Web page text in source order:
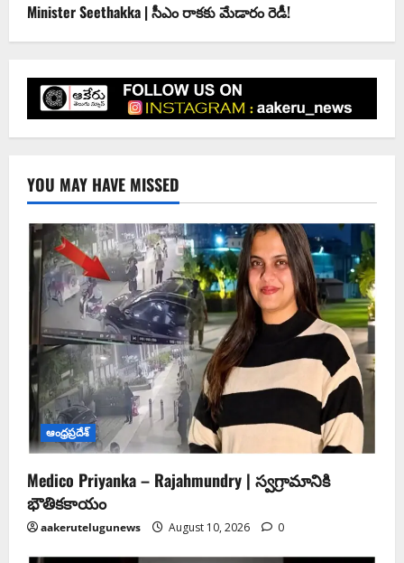
Minister Seethakka | సీఎం రాకకు మేడారం రెడీ!
YOU MAY HAVE MISSED
ఆంధ్ర‌ప్ర‌దేశ్
Medico Priyanka – Rajahmundry | స్వ‌గ్రామానికి
భౌతిక‌కాయం
aakerutelugunews August 10, 2026 0